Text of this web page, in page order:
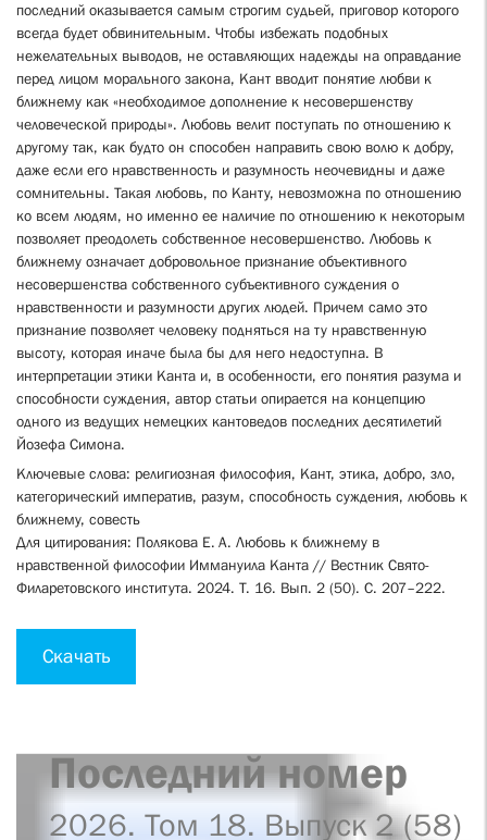
последний оказывается самым строгим судьей, приговор которого
всегда будет обвинительным. Чтобы избежать подобных
нежелательных выводов, не оставляющих надежды на оправдание
перед лицом морального закона, Кант вводит понятие любви к
ближнему как «необходимое дополнение к несовершенству
человеческой природы». Любовь велит поступать по отношению к
другому так, как будто он способен направить свою волю к добру,
даже если его нравственность и ­разумность неочевидны и даже
сомнительны. Такая любовь, по Канту, невозможна по отношению
ко всем людям, но именно ее наличие по отношению к некоторым
позволяет преодолеть собственное несовершенство. Любовь к
ближнему означает добровольное признание объективного
несовершенства собственного субъективного суждения о
нравственности и разумности других людей. Причем само это
признание позволяет человеку подняться на ту нравственную
высоту, которая иначе была бы для него недоступна. В
интерпретации этики Канта и, в особенности, его понятия разума и
способности суждения, автор статьи опирается на концепцию
одного из ведущих немецких кантоведов последних десятилетий
Йозефа Симона.
Ключевые слова: религиозная философия, Кант, этика, добро, зло,
категорический императив, разум, способность суждения, любовь к
ближнему, совесть
Для цитирования: Полякова Е. А. Любовь к ближнему в
нравственной философии Имману­ила Канта // Вестник Свято-
Филаретовского института. 2024. Т. 16. Вып. 2 (50). С. 207–222.
Скачать
Последний номер
2026. Том 18. Выпуск 2 (58)